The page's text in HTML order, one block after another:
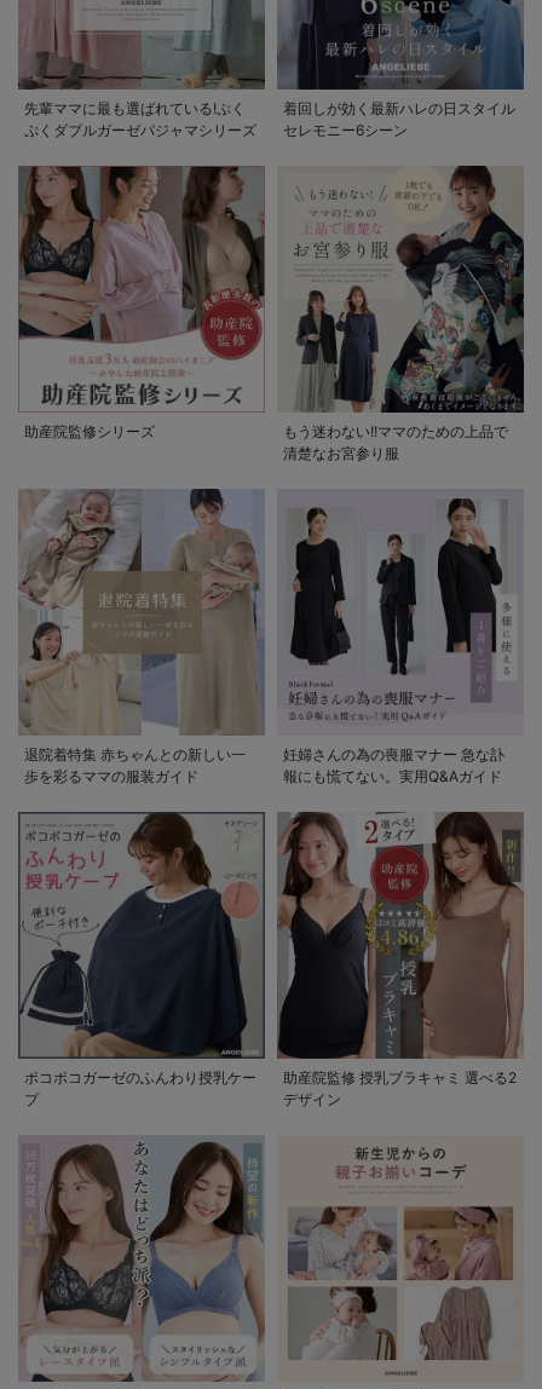
先輩ママに最も選ばれている!ぷく
ぷくダブルガーゼパジャマシリーズ
着回しが効く最新ハレの日スタイル
セレモニー6シーン
助産院監修シリーズ
もう迷わない!!ママのための上品で
清楚なお宮参り服
退院着特集 赤ちゃんとの新しい一
歩を彩るママの服装ガイド
妊婦さんの為の喪服マナー 急な訃
報にも慌てない。実用Q&Aガイド
ポコポコガーゼのふんわり授乳ケー
プ
助産院監修 授乳ブラキャミ 選べる2
デザイン